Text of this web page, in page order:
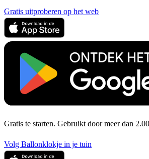
Gratis uitproberen op het web
Gratis te starten. Gebruikt door meer dan
Volg Ballonklokje in je tuin